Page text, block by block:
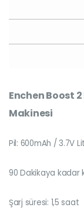
Enchen Boost
Makinesi
Pil: 600mAh / 3.7V
90 Dakikaya kadar
Şarj süresi: 1,5 saat